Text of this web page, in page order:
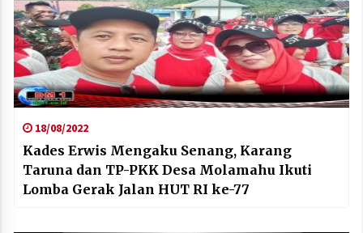
18/08/2022
Kades Erwis Mengaku Senang, Karang
Taruna dan TP-PKK Desa Molamahu Ikuti
Lomba Gerak Jalan HUT RI ke-77